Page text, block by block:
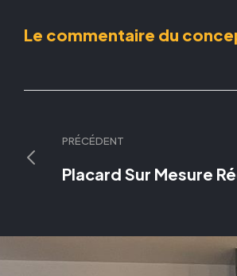
Le commentaire du
PRÉCÉDENT
Placard Sur Mesure